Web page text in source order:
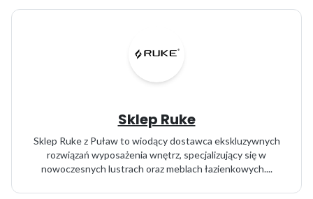
Sklep Ruke
Sklep Ruke z Puław to wiodący dostawca ekskluzywnych
rozwiązań wyposażenia wnętrz, specjalizujący się w
nowoczesnych lustrach oraz meblach łazienkowych....